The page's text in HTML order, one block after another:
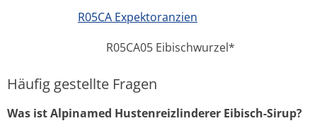
R05CA Expektoranzien
R05CA05 Eibischwurzel*
Häufig gestellte Fragen
Was ist Alpinamed Hustenreizlinderer Eibisch-Sirup?